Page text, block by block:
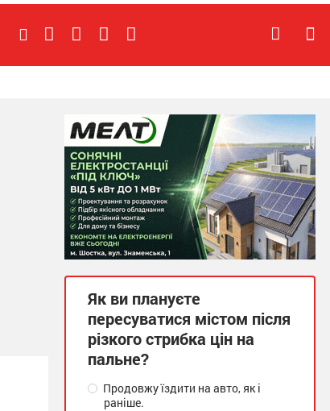
Як ви плануєте
пересуватися містом після
різкого стрибка цін на
пальне?
Продовжу їздити на авто, як і
раніше.